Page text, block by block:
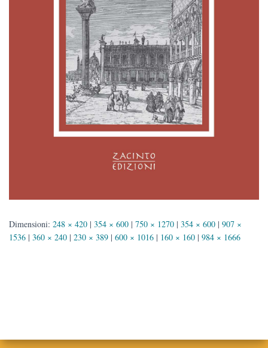
Dimensioni: 248 × 420 | 354 × 600 | 750 × 1270 | 354 × 600 | 907 ×
1536 | 360 × 240 | 230 × 389 | 600 × 1016 | 160 × 160 | 984 × 1666